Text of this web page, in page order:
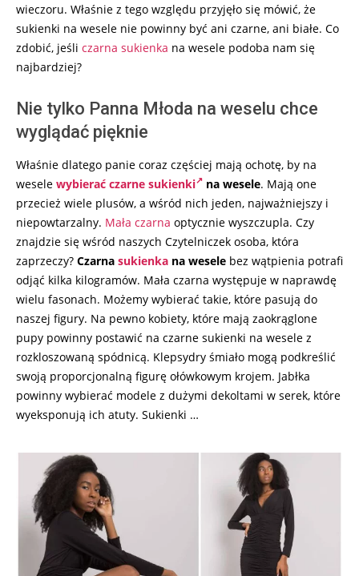
wieczoru. Właśnie z tego względu przyjęło się mówić, że
sukienki na wesele nie powinny być ani czarne, ani białe. Co
zdobić, jeśli czarna sukienka na wesele podoba nam się
najbardziej?
Nie tylko Panna Młoda na weselu chce
wyglądać pięknie
Właśnie dlatego panie coraz częściej mają ochotę, by na
wesele wybierać czarne sukienki na wesele. Mają one
przecież wiele plusów, a wśród nich jeden, najważniejszy i
niepowtarzalny. Mała czarna optycznie wyszczupla. Czy
znajdzie się wśród naszych Czytelniczek osoba, która
zaprzeczy? Czarna sukienka na wesele bez wątpienia potrafi
odjąć kilka kilogramów. Mała czarna występuje w naprawdę
wielu fasonach. Możemy wybierać takie, które pasują do
naszej figury. Na pewno kobiety, które mają zaokrąglone
pupy powinny postawić na czarne sukienki na wesele z
rozkloszowaną spódnicą. Klepsydry śmiało mogą podkreślić
swoją proporcjonalną figurę ołówkowym krojem. Jabłka
powinny wybierać modele z dużymi dekoltami w serek, które
wyeksponują ich atuty. Sukienki …